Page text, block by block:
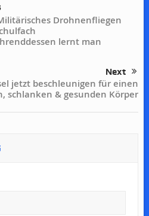
Drohnenfliegen
lernt man
Next
jetzt beschleunigen für einen
schlanken & gesunden Körper